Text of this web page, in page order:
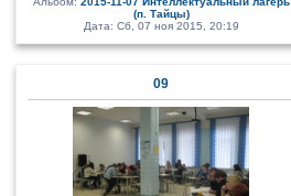
(п. Тайцы)
Дата: Сб, 07 ноя 2015, 20:19
09